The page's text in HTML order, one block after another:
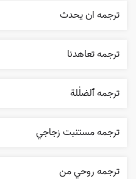
ترجمه ان يحدث
ترجمه تعاهدنا
ترجمه ٱلضلٰلة
ترجمه مستنبت زجاجي
ترجمه روحي من